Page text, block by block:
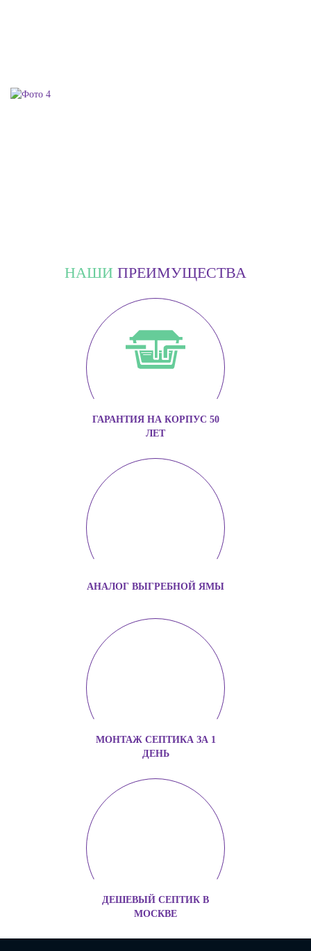
НАШИ ПРЕИМУЩЕСТВА
ГАРАНТИЯ НА КОРПУС 50
ЛЕТ
АНАЛОГ ВЫГРЕБНОЙ ЯМЫ
МОНТАЖ СЕПТИКА ЗА 1
ДЕНЬ
ДЕШЕВЫЙ СЕПТИК В
МОСКВЕ